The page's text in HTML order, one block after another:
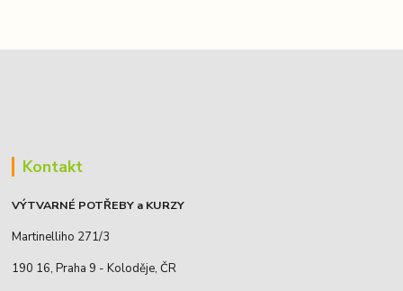
Kontakt
VÝTVARNÉ POTŘEBY a KURZY
Martinelliho 271/3
190 16, Praha 9 - Koloděje, ČR